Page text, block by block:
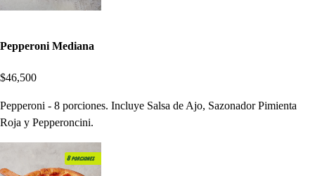
Pepperoni Mediana
$46,500
Pepperoni - 8 porciones. Incluye Salsa de Ajo, Sazonador Pimienta
Roja y Pepperoncini.